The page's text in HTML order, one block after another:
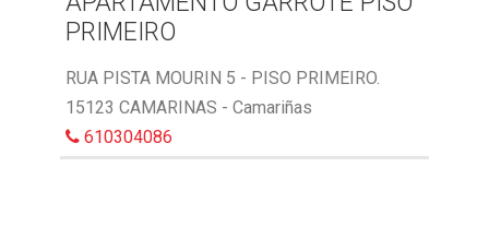
PRIMEIRO
RUA PISTA MOURIN 5 - PISO PRIMEIRO.
15123 CAMARINAS - Camariñas
610304086